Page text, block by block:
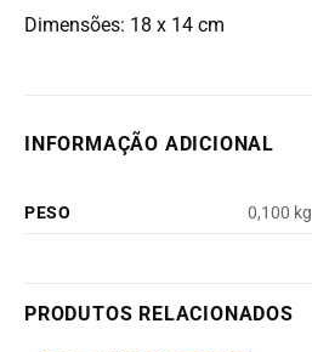
Dimensões: 18 x 14 cm
INFORMAÇÃO ADICIONAL
PESO 0,100 kg
PRODUTOS RELACIONADOS